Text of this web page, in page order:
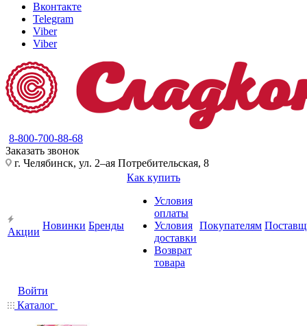
Вконтакте
Telegram
Viber
Viber
8-800-700-88-68
Заказать звонок
г. Челябинск, ул. 2–ая Потребительская, 8
Акции
Новинки Бренды
Как купить
Условия
оплаты
Условия
доставки
Возврат
товара
Покупателям
Войти
Каталог